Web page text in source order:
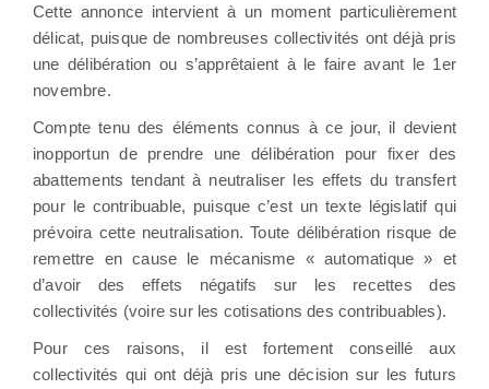
Cette annonce intervient à un moment particulièrement
délicat, puisque de nombreuses collectivités ont déjà pris
une délibération ou s’apprêtaient à le faire avant le 1er
novembre.
Compte tenu des éléments connus à ce jour, il devient
inopportun de prendre une délibération pour fixer des
abattements tendant à neutraliser les effets du transfert
pour le contribuable, puisque c’est un texte législatif qui
prévoira cette neutralisation. Toute délibération risque de
remettre en cause le mécanisme « automatique » et
d’avoir des effets négatifs sur les recettes des
collectivités (voire sur les cotisations des contribuables).
Pour ces raisons, il est fortement conseillé aux
collectivités qui ont déjà pris une décision sur les futurs